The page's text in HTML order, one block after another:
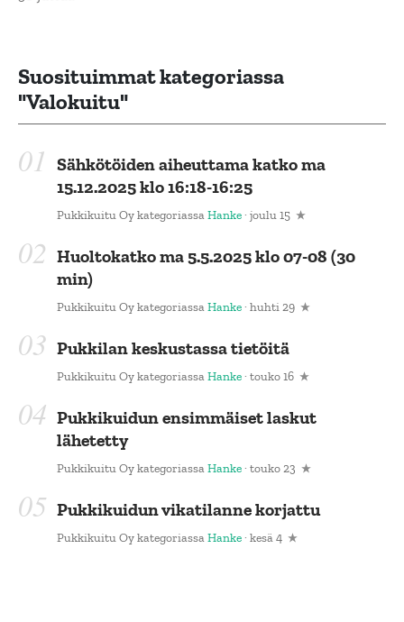
Suosituimmat kategoriassa
"Valokuitu"
Sähkötöiden aiheuttama katko ma
15.12.2025 klo 16:18-16:25
Pukkikuitu OykategoriassaHanke· joulu 15
Huoltokatko ma 5.5.2025 klo 07-08 (30
min)
Pukkikuitu OykategoriassaHanke· huhti 29
Pukkilan keskustassa tietöitä
Pukkikuitu OykategoriassaHanke· touko 16
Pukkikuidun ensimmäiset laskut
lähetetty
Pukkikuitu OykategoriassaHanke· touko 23
Pukkikuidun vikatilanne korjattu
Pukkikuitu OykategoriassaHanke· kesä 4